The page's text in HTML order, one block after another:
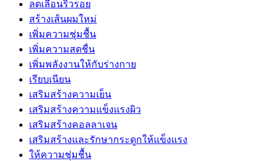
ลดเลือนริ้วรอย
สร้างเส้นผมใหม่
เพิ่มความชุ่มชื้น
เพิ่มความสดชื่น
เพิ่มพลังงานให้กับร่างกาย
เรียบเนียน
เสริมสร้างความเย็น
เสริมสร้างความแข็งแรงผิว
เสริมสร้างคอลลาเจน
เสริมสร้างและรักษากระดูกให้แข็งแรง
ให้ความชุ่มชื้น